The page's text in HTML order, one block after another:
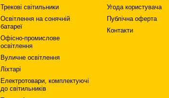
Трекові світильники
Освітлення на сонячній
батареї
Офісно-промислове
освітлення
Вуличне освітлення
Ліхтарі
Електротовари, комплектуючі
до світильників
Угода користувача
Публічна оферта
Контакти